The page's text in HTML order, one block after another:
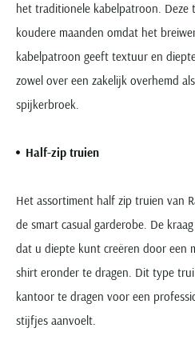
het traditionele kabelpatroon. Deze
koudere maanden omdat het
kabelpatroon geeft textuur en
zowel over een zakelijk overhemd
spijkerbroek.
Half-zip truien
Het assortiment half zip truien van
de smart casual garderobe. De
dat u diepte kunt creëren door een
shirt eronder te dragen. Dit type
kantoor te dragen voor een
stijfjes aanvoelt.